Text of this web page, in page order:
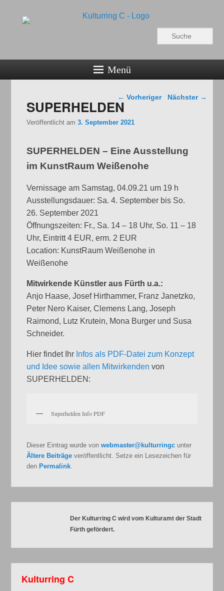
Kulturring C
Menü
Beitragsnavigation
← Vorheriger Nächster →
SUPERHELDEN
Veröffentlicht am3. September 2021
SUPERHELDEN – Eine Ausstellung
im KunstRaum Weißenohe
Vernissage am Samstag, 04.09.21 um 19 h
Ausstellungsdauer: Sa. 4. September bis So.
26. September 2021
Öffnungszeiten: Fr., Sa. 14 – 18 Uhr, So. 11 – 18
Uhr, Eintritt 4 EUR, erm. 2 EUR
Location: KunstRaum Weißenohe in
Weißenohe
Mitwirkende Künstler aus Fürth u.a.:
Anjo Haase, Josef Hirthammer, Franz Janetzko,
Peter Nero Kaiser, Clemens Lang, Joseph
Raimond, Lutz Krutein, Mona Burger und Susa
Schneider.
Hier findet Ihr Infos als PDF-Datei zum Konzept
und Idee sowie allen Mitwirkenden von
SUPERHELDEN:
Superhelden Info PDF
Dieser Eintrag wurde vonwebmaster@kulturringc unter
Ältere Beiträge veröffentlicht. Setze ein Lesezeichen für
den Permalink
Der Kulturring C wird vom Kulturamt der Stadt
Fürth gefördert.
Kulturring C